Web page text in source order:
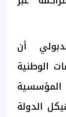
أن
الوطنية
الدولة